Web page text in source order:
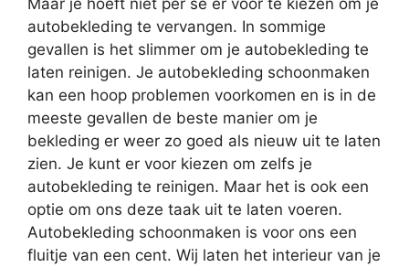
autobekleding te vervangen. In sommige
gevallen is het slimmer om je autobekleding te
laten reinigen. Je autobekleding schoonmaken
kan een hoop problemen voorkomen en is in de
meeste gevallen de beste manier om je
bekleding er weer zo goed als nieuw uit te laten
zien. Je kunt er voor kiezen om zelfs je
autobekleding te reinigen. Maar het is ook een
optie om ons deze taak uit te laten voeren.
Autobekleding schoonmaken is voor ons een
fluitje van een cent. Wij laten het interieur van je